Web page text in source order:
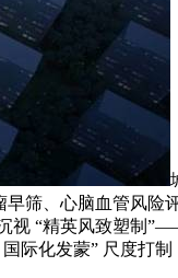
筛、心脑血管风险
视 “精英风致塑制
化发蒙” 尺度打